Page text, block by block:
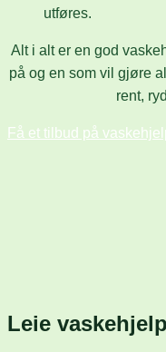
utføres.
Alt i alt er en god
på og en som vil gjøre
rent,
Få et tilbud på
Leie